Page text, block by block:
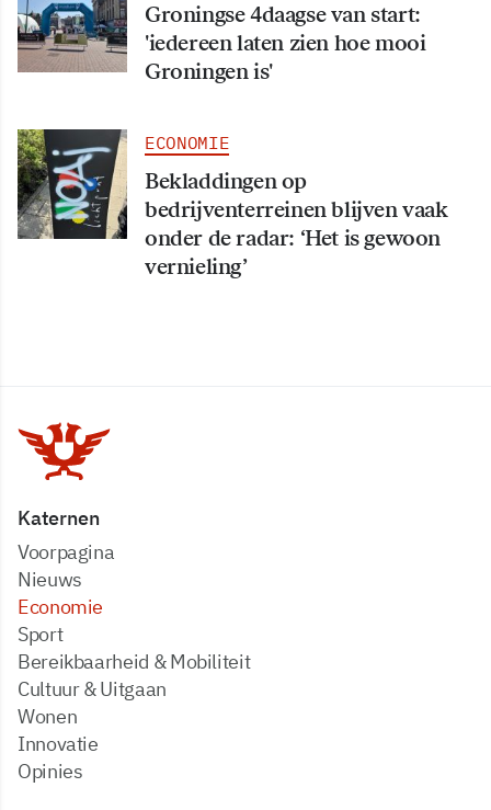
Groningse 4daagse van start:
'iedereen laten zien hoe mooi
Groningen is'
ECONOMIE
Bekladdingen op
bedrijventerreinen blijven vaak
onder de radar: ‘Het is gewoon
vernieling’
Katernen
Voorpagina
Nieuws
Economie
Sport
Bereikbaarheid & Mobiliteit
Cultuur & Uitgaan
Wonen
Innovatie
Opinies